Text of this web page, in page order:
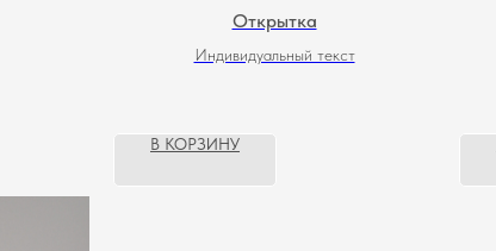
Открытка
Индивидуальный текст
В КОРЗИНУ